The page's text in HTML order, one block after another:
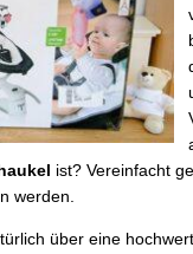
ist? Vereinfacht
werden.
über eine